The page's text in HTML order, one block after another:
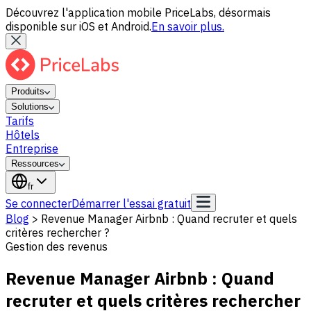
Découvrez l'application mobile PriceLabs, désormais
disponible sur iOS et Android.En savoir plus.
Produits
Solutions
Tarifs
Hôtels
Entreprise
Ressources
fr
Se connecterDémarrer l'essai gratuit
Blog > Revenue Manager Airbnb : Quand recruter et quels
critères rechercher ?
Gestion des revenus
Revenue Manager Airbnb : Quand
recruter et quels critères rechercher